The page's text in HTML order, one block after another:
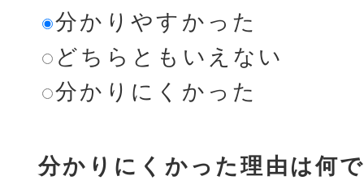
分かりやすかった
どちらともいえない
分かりにくかった
分かりにくかった理由は何